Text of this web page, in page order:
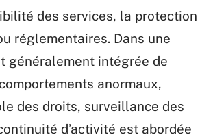
des services, la protection
réglementaires. Dans une
généralement intégrée de
anormaux,
des droits, surveillance des
d’activité est abordée